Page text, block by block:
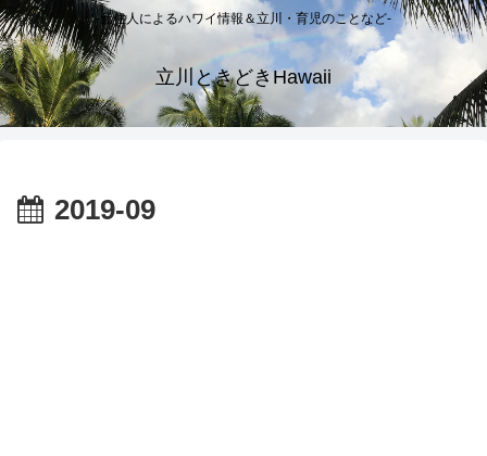
-元住人によるハワイ情報＆立川・育児のことなど-
立川ときどきHawaii
2019-09